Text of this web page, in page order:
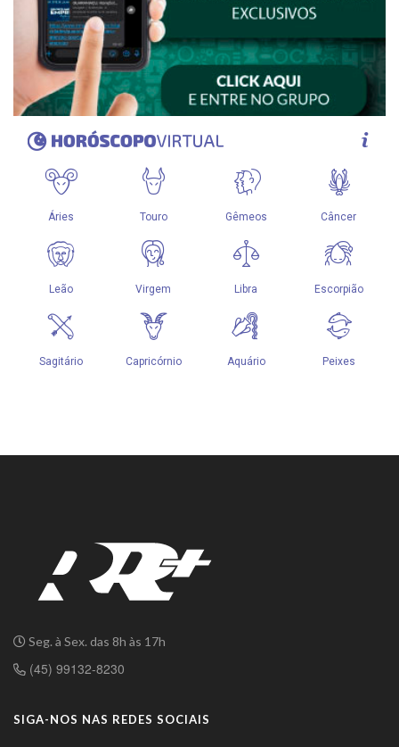
Seg. à Sex. das 8h às 17h
(45) 99132-8230
SIGA-NOS NAS REDES SOCIAIS